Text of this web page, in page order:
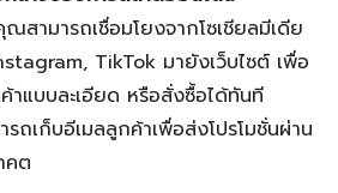
ณสามารถเชื่อมโยงจากโซเชียลมีเดีย
TikTok มายังเว็บไซต์ เพื่อ
าแบบละเอียด หรือสั่งซื้อได้ทันที
ถเก็บอีเมลลูกค้าเพื่อส่งโปรโมชั่นผ่าน
คต